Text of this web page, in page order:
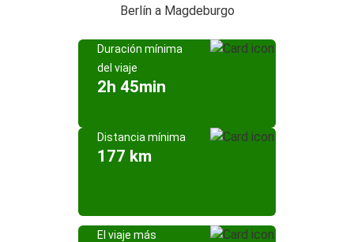
Berlín a Magdeburgo
Duración mínima
del viaje
2h 45min
Distancia mínima
177 km
El viaje más